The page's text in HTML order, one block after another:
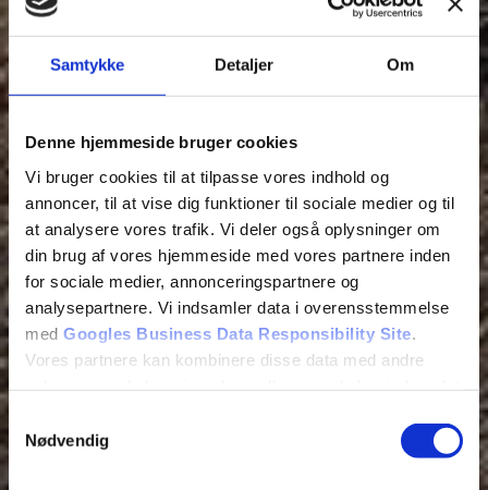
Samtykke Detaljer Om
Denne hjemmeside bruger cookies
Vi bruger cookies til at tilpasse vores indhold og
annoncer, til at vise dig funktioner til sociale medier og til
at analysere vores trafik. Vi deler også oplysninger om
din brug af vores hjemmeside med vores partnere inden
for sociale medier, annonceringspartnere og
analysepartnere. Vi indsamler data i overensstemmelse
med Googles Business Data Responsibility Site
Vores partnere kan kombinere disse data med andre
Nødvendig